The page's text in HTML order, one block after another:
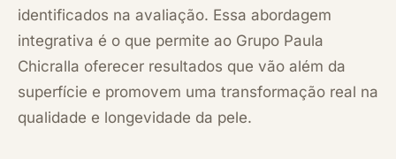
identificados na avaliação. Essa abordagem
integrativa é o que permite ao Grupo Paula
Chicralla oferecer resultados que vão além da
superfície e promovem uma transformação real na
qualidade e longevidade da pele.